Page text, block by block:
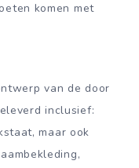
komen met
van de door
inclusief:
maar ook